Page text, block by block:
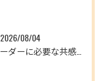
2026/08/04